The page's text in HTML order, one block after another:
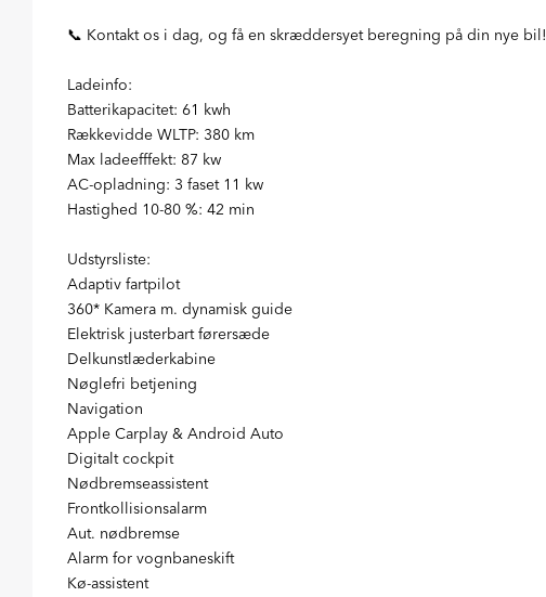
📞 Kontakt os i dag, og få en skræddersyet beregning på din nye
Ladeinfo:
Batterikapacitet: 61 kwh
Rækkevidde WLTP: 380 km
Max ladeefffekt: 87 kw
AC-opladning: 3 faset 11 kw
Hastighed 10-80 %: 42 min
Udstyrsliste:
Adaptiv fartpilot
360* Kamera m. dynamisk guide
Elektrisk justerbart førersæde
Delkunstlæderkabine
Nøglefri betjening
Navigation
Apple Carplay & Android Auto
Digitalt cockpit
Nødbremseassistent
Frontkollisionsalarm
Aut. nødbremse
Alarm for vognbaneskift
Kø-assistent